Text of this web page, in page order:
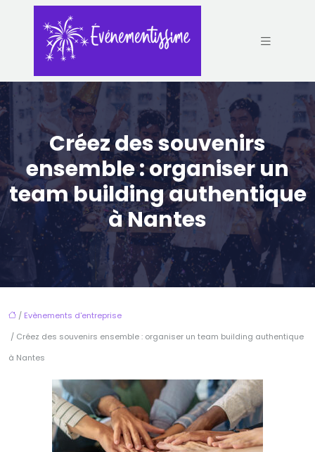
Créez des souvenirs
ensemble : organiser un
team building authentique
à Nantes
/ Evènements d'entreprise
/ Créez des souvenirs ensemble : organiser un team building authentique
à Nantes